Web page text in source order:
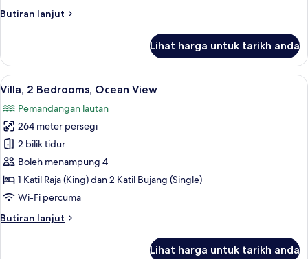
Butiran lanjut
Butiran
1
Bedroom,
Ocean
Lihat harga untuk tarikh anda
Lihat
semua
foto
untuk
Villa,
2
Bedrooms,
Ocean
Villa, 2 Bedrooms, Ocean View | Peti
5
Villa, 2 Bedrooms, Ocean View
Pemandangan lautan
264 meter persegi
2 bilik tidur
Boleh menampung 4
1 Katil Raja (King) dan 2 Katil Bujang (Single)
Wi-Fi percuma
Butiran lanjut
Butiran
Lihat harga untuk tarikh anda